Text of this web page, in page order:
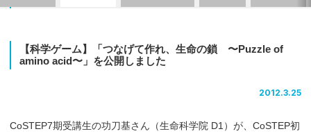
【科学ゲーム】 「つなげて作れ、 生命の鎖 〜Puzzle of
amino acid〜」を公開しました
2012.3.25
CoSTEP7期受講生の功刀基さん（生命科学院 D1）が、CoSTEP初